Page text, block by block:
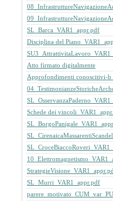
SL_Barca_VAR1_appr.pdf
Disciplina del
Atto firmato digitalmente
Approfondimenti conoscitivi-
Schede dei
SL_Murri_VAR1_appr.pdf